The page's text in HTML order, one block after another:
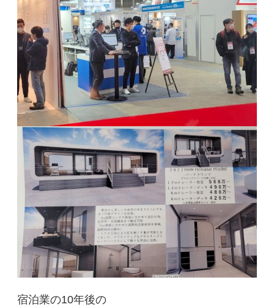
宿泊業の10年後の